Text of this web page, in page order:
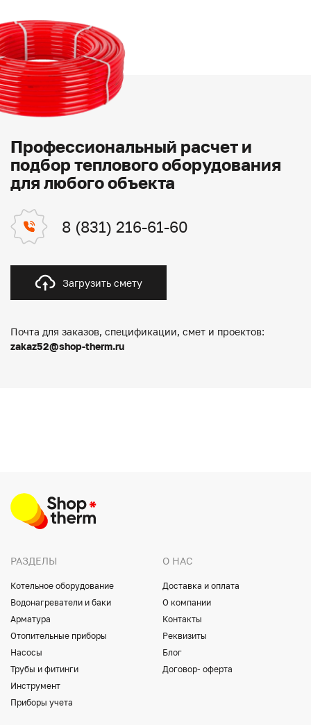
Профессиональный расчет и
подбор теплового оборудования
для любого объекта
8 (831) 216-61-60
Загрузить смету
Почта для заказов, спецификации, смет и проектов:
zakaz52@shop-therm.ru
РАЗДЕЛЫ
Котельное оборудование
Водонагреватели и баки
Арматура
Отопительные приборы
Насосы
Трубы и фитинги
Инструмент
Приборы учета
О НАС
Доставка и оплата
О компании
Контакты
Реквизиты
Блог
Договор- оферта